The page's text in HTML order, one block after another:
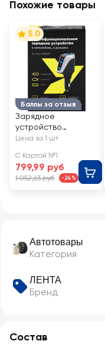
Автотовары
Категория
ЛЕНТА
Бренд
Состав
Похожие товары
Баллы за отзыв
5.0
Зарядное
устройство
автомобильное
ное, 4 разъема, Арт.
2010431
Цена за 1 шт
С Картой №1
799,99 руб
1 052,63 руб -24%